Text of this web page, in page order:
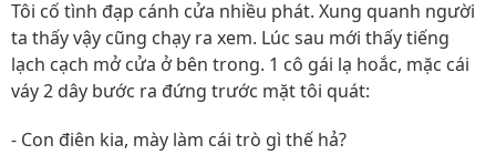
Tôi cố tình đạp cánh cửa nhiều phát. Xung quanh người
ta thấy vậy cũng chạy ra xem. Lúc sau mới thấy tiếng
lạch cạch mở cửa ở bên trong. 1 cô gái lạ hoắc, mặc cái
váy 2 dây bước ra đứng trước mặt tôi quát:
- Con điên kia, mày làm cái trò gì thế hả?